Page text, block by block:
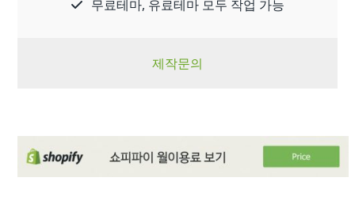
무료테마, 유료테마 모두 작업 가능
제작문의